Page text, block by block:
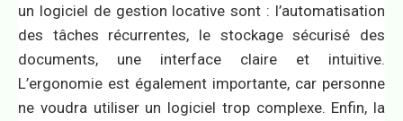
un logiciel de gestion locative sont : l’automatisation
des tâches récurrentes, le stockage sécurisé des
documents, une interface claire et intuitive.
L’ergonomie est également importante, car personne
ne voudra utiliser un logiciel trop complexe. Enfin, la